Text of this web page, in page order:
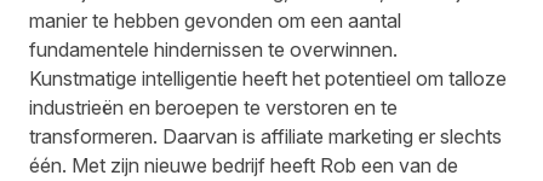
manier te hebben gevonden om een aantal
fundamentele hindernissen te overwinnen.
Kunstmatige intelligentie heeft het potentieel om talloze
industrieën en beroepen te verstoren en te
transformeren. Daarvan is affiliate marketing er slechts
één. Met zijn nieuwe bedrijf heeft Rob een van de